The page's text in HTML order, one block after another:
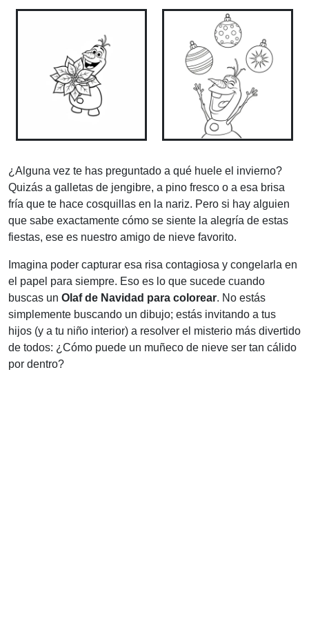
¿Alguna vez te has preguntado a qué huele el invierno?
Quizás a galletas de jengibre, a pino fresco o a esa brisa
fría que te hace cosquillas en la nariz. Pero si hay alguien
que sabe exactamente cómo se siente la alegría de estas
fiestas, ese es nuestro amigo de nieve favorito.
Imagina poder capturar esa risa contagiosa y congelarla en
el papel para siempre. Eso es lo que sucede cuando
buscas un Olaf de Navidad para colorear. No estás
simplemente buscando un dibujo; estás invitando a tus
hijos (y a tu niño interior) a resolver el misterio más divertido
de todos: ¿Cómo puede un muñeco de nieve ser tan cálido
por dentro?